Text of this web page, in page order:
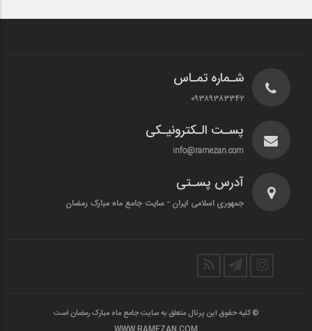
شـماره تمـاس
۰۹۳۸۹۳۸۳۳۴۲
پسـت الـکترونیـکی
info@ramezan.com
آدرس پسـتی
جمهوری اسلامی ایران - سایت جامع ماه مبارک رمضان
© کلیه حقوق این پرتال متعلق به سایت جامع ماه مبارک رمضان است